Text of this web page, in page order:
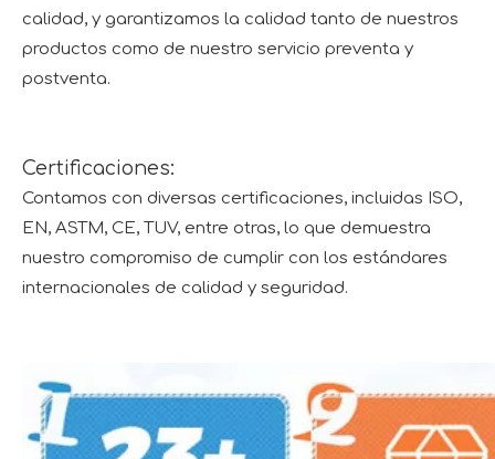
calidad, y garantizamos la calidad tanto de nuestros
productos como de nuestro servicio preventa y
postventa.
Certificaciones:
Contamos con diversas certificaciones, incluidas ISO,
EN, ASTM, CE, TUV, entre otras, lo que demuestra
nuestro compromiso de cumplir con los estándares
internacionales de calidad y seguridad.